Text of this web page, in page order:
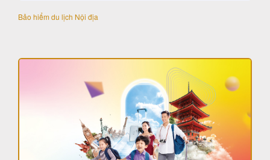
Bảo hiểm du lịch Nội địa